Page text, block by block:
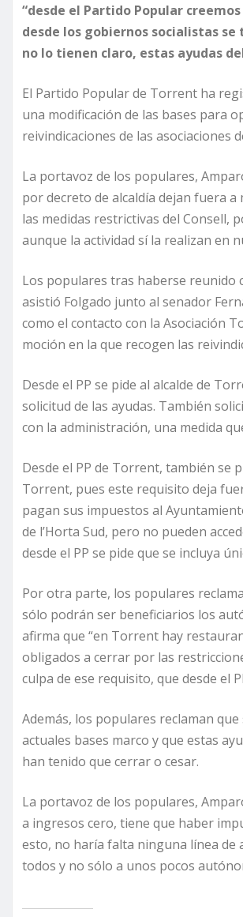
“desde el Partido Popular
desde los gobiernos socialistas
no lo tienen claro, estas ayudas
El Partido Popular de Torrent ha
una modificación de las bases para
reivindicaciones de las asociaciones
La portavoz de los populares,
por decreto de alcaldía dejan fuera
las medidas restrictivas del Consell,
aunque la actividad sí la realizan en
Los populares tras haberse reunido
asistió Folgado junto al senador
como el contacto con la Asociación
moción en la que recogen las
Desde el PP se pide al alcalde de
solicitud de las ayudas. También
con la administración, una medida
Desde el PP de Torrent, también se
Torrent, pues este requisito deja
pagan sus impuestos al
de l’Horta Sud, pero no pueden
desde el PP se pide que se incluya
Por otra parte, los populares
sólo podrán ser beneficiarios los
afirma que “en Torrent hay
obligados a cerrar por las
culpa de ese requisito, que desde el
Además, los populares reclaman
actuales bases marco y que estas
han tenido que cerrar o cesar.
La portavoz de los populares,
a ingresos cero, tiene que haber
esto, no haría falta ninguna línea de
todos y no sólo a unos pocos